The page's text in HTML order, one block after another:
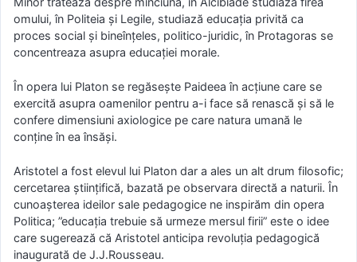
omului, în Politeia și Legile, studiază educația privită ca
proces social și bineînțeles, politico-juridic, în Protagoras se
concentreaza asupra educației morale.
În opera lui Platon se regăsește Paideea în acțiune care se
exercită asupra oamenilor pentru a-i face să renască și să le
confere dimensiuni axiologice pe care natura umană le
conține în ea însăși.
Aristotel a fost elevul lui Platon dar a ales un alt drum filosofic;
cercetarea științifică, bazată pe observara directă a naturii. În
cunoașterea ideilor sale pedagogice ne inspirăm din opera
Politica; ”educația trebuie să urmeze mersul firii” este o idee
care sugerează că Aristotel anticipa revoluția pedagogică
inaugurată de J.J.Rousseau.